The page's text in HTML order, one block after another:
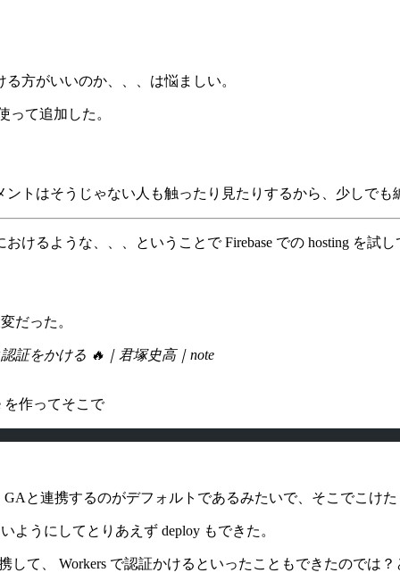
方がいいのか、、、は悩ましい。
って追加した。
トはそうじゃない人も触ったり見たりするから、少しでも
けるような、、、ということで Firebase での hosting を試し
だった。
証をかける 🔥｜君塚史高｜note
を作ってそこで
と連携するのがデフォルトであるみたいで、そこでこけた
ようにしてとりあえず deploy もできた。
して、 Workers で認証かけるといったこともできたのでは？